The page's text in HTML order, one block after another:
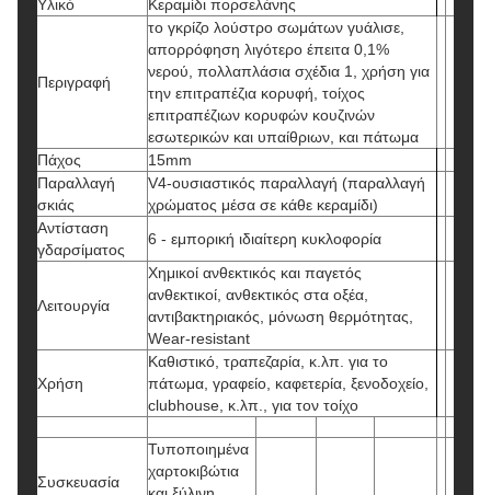
Υλικό
Κεραμίδι πορσελάνης
Περιγραφή
το γκρίζο λούστρο σωμάτων γυάλισε,
απορρόφηση λιγότερο έπειτα 0,1%
νερού, πολλαπλάσια σχέδια 1, χρήση για
την επιτραπέζια κορυφή, τοίχος
επιτραπέζιων κορυφών κουζινών
εσωτερικών και υπαίθριων, και πάτωμα
Πάχος
15mm
Παραλλαγή
σκιάς
V4-ουσιαστικός παραλλαγή (παραλλαγή
χρώματος μέσα σε κάθε κεραμίδι)
Αντίσταση
γδαρσίματος
6 - εμπορική ιδιαίτερη κυκλοφορία
Λειτουργία
Χημικοί ανθεκτικός και παγετός
ανθεκτικοί, ανθεκτικός στα οξέα,
αντιβακτηριακός, μόνωση θερμότητας,
Wear-resistant
Χρήση
Καθιστικό, τραπεζαρία, κ.λπ. για το
πάτωμα, γραφείο, καφετερία, ξενοδοχείο,
clubhouse, κ.λπ., για τον τοίχο
Συσκευασία
Τυποποιημένα
χαρτοκιβώτια